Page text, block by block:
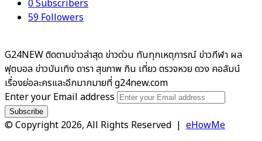
0Subscribers
59Followers
G24NEW ติดตามข่าวล่าสุด ข่าวด่วน ทันทุกเหตุการณ์ ข่าวกีฬา ผล
ฟุตบอล ข่าวบันเทิง ดารา สุขภาพ กิน เที่ยว ตรวจหวย ดวง คอลัมน์
เรื่องย่อละครและอีกมากมายที่ g24new.com
Enter your Email address
© Copyright 2026, All Rights Reserved | eHowMe